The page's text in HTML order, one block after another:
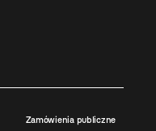
Zamówienia publiczne